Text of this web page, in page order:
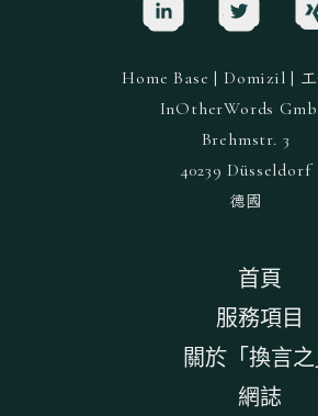
Home Base | Domizil |
InOtherWords
Brehmstr. 3
40239 Düsseldorf
德國
首頁
服務項目
關於「換言之
網誌